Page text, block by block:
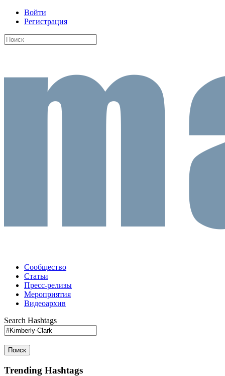
Войти
Регистрация
Сообщество
Статьи
Пресс-релизы
Мероприятия
Видеоархив
Search Hashtags
Поиск
Trending Hashtags